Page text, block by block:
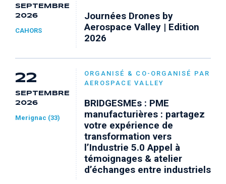
SEPTEMBRE
2026
CAHORS
Journées Drones by
Aerospace Valley | Edition
2026
22
SEPTEMBRE
2026
Merignac (33)
ORGANISÉ & CO-ORGANISÉ PAR
AEROSPACE VALLEY
BRIDGESMEs : PME
manufacturières : partagez
votre expérience de
transformation vers
l’Industrie 5.0 Appel à
témoignages & atelier
d’échanges entre industriels